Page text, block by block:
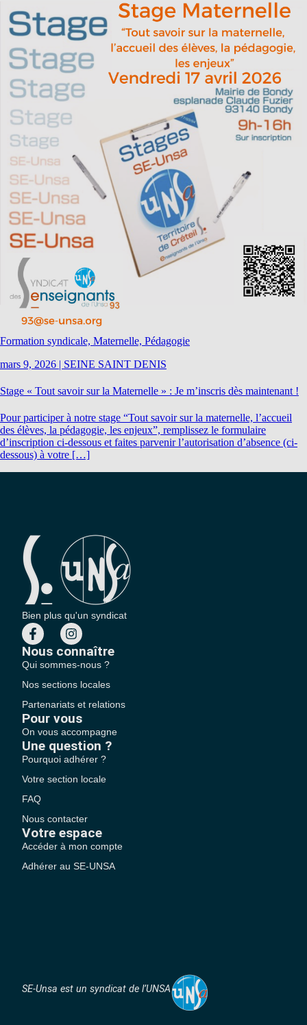
Formation syndicale, Maternelle, Pédagogie
mars 9, 2026 | SEINE SAINT DENIS
Stage « Tout savoir sur la Maternelle » : Je m’inscris dès maintenant !
Pour participer à notre stage “Tout savoir sur la maternelle, l’accueil
des élèves, la pédagogie, les enjeux”, remplissez le formulaire
d’inscription ci-dessous et faites parvenir l’autorisation d’absence (ci-
dessous) à votre […]
Bien plus qu'un syndicat
Nous connaître
Qui sommes-nous ?
Nos sections locales
Partenariats et relations
Pour vous
On vous accompagne
Une question ?
Pourquoi adhérer ?
Votre section locale
FAQ
Nous contacter
Votre espace
Accéder à mon compte
Adhérer au SE-UNSA
SE-Unsa est un syndicat de l’UNSA